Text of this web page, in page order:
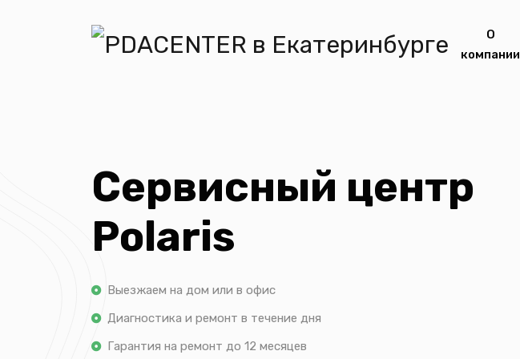
О
компании
Сервисный центр
Polaris
Выезжаем на дом или в офис
Диагностика и ремонт в течение дня
Гарантия на ремонт до 12 месяцев